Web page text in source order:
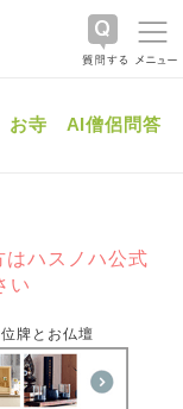
お寺 AI僧侶問答
はハスノハ公式
い
牌とお仏壇